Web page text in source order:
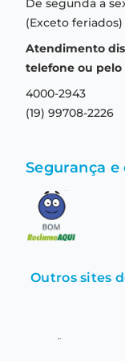
Formas de
Aviso de
Termos e
Troca e
Central de
(Exceto feriados)
Atendimento
telefone ou pelo
4000-2943
(19) 99708-2226
Segurança
Outros sites
ATENÇÃO: Nosso